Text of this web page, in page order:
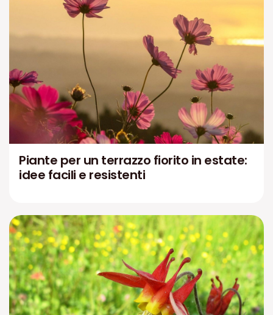
Piante per un terrazzo fiorito in estate:
idee facili e resistenti